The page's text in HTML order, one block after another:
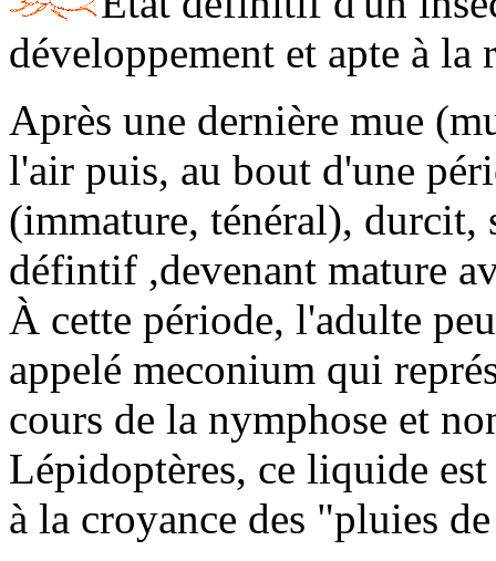
développement et apte à la
Après une dernière mue
l'air puis, au bout d'une
(immature, ténéral), durcit,
défintif ,devenant mature
À cette période, l'adulte
appelé meconium qui
cours de la nymphose et
Lépidoptères, ce liquide
à la croyance des "pluies